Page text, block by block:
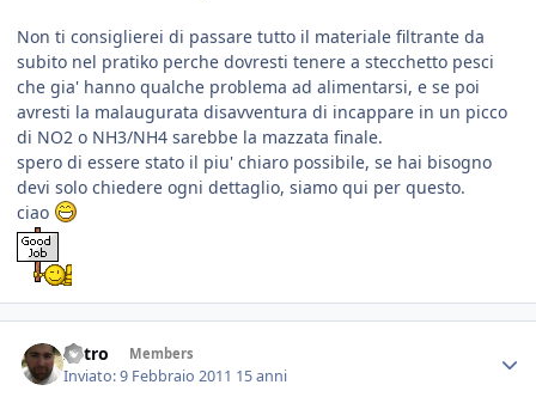
Non ti consiglierei di passare tutto il materiale filtrante da
subito nel pratiko perche dovresti tenere a stecchetto pesci
che gia' hanno qualche problema ad alimentarsi, e se poi
avresti la malaugurata disavventura di incappare in un picco
di NO2 o NH3/NH4 sarebbe la mazzata finale.
spero di essere stato il piu' chiaro possibile, se hai bisogno
devi solo chiedere ogni dettaglio, siamo qui per questo.
ciao
Astro Members
Inviato:9 Febbraio 2011 15 anni